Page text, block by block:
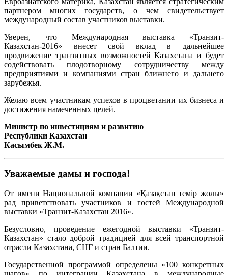
партнером многих государств, о чем свидетельствует
международный состав участников выставки.
Уверен, что Международная выставка «Транзит-
Казахстан-2016» внесет свой вклад в дальнейшее
продвижение транзитных возможностей Казахстана и будет
содействовать плодотворному сотрудничеству между
предприятиями и компаниями стран ближнего и дальнего
зарубежья.
Желаю всем участникам успехов в процветании их бизнеса и
достижения намеченных целей.
Министр по инвестициям и развитию
Республики Казахстан
Касымбек Ж.М.
Уважаемые дамы и господа!
От имени Национальной компании «Қазақстан темiр жолы»
рад приветствовать участников и гостей Международной
выставки «Транзит-Казахстан 2016».
Безусловно, проведение ежегодной выставки «Транзит-
Казахстан» стало доброй традицией для всей транспортной
отрасли Казахстана, СНГ и стран Балтии.
Государственной программой определены «100 конкретных